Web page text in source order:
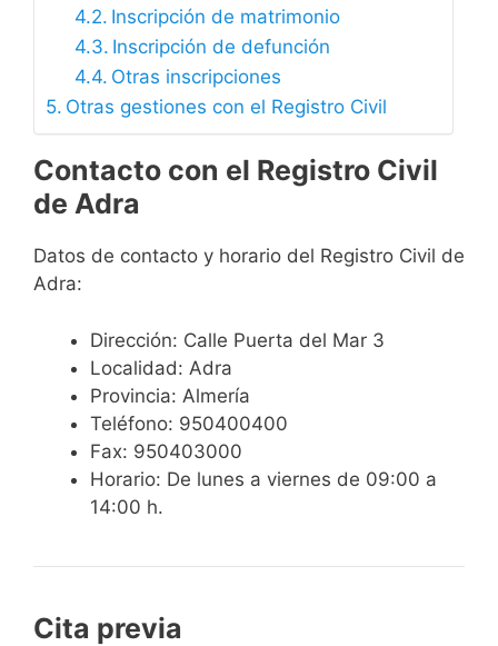
Inscripción de matrimonio
Inscripción de defunción
Otras inscripciones
Otras gestiones con el Registro Civil
Contacto con el Registro Civil
de Adra
Datos de contacto y horario del Registro Civil de
Adra:
Dirección: Calle Puerta del Mar 3
Localidad: Adra
Provincia: Almería
Teléfono: 950400400
Fax: 950403000
Horario: De lunes a viernes de 09:00 a
14:00 h.
Cita previa